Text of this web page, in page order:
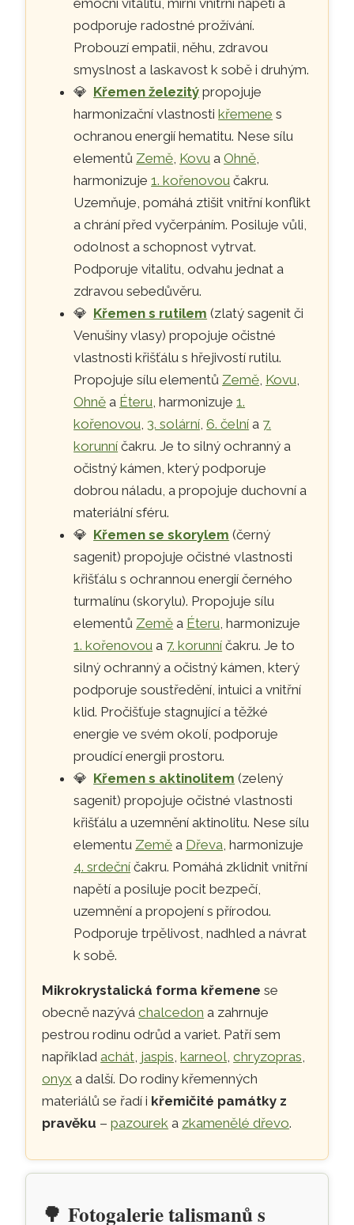
emoční vitalitu, mírní vnitřní napětí a
podporuje radostné prožívání.
Probouzí empatii, něhu, zdravou
smyslnost a laskavost k sobě i druhým.
💎 Křemen železitý propojuje
harmonizační vlastnostikřemene s
ochranou energií hematitu. Nese sílu
elementů Země, Kovu aOhně,
harmonizuje1. kořenovou čakru.
Uzemňuje, pomáhá ztišit vnitřní konflikt
a chrání před vyčerpáním. Posiluje vůli,
odolnost a schopnost vytrvat.
Podporuje vitalitu, odvahu jednat a
zdravou sebedůvěru.
💎 Křemen s rutilem (zlatý sagenit či
Venušiny vlasy) propojuje očistné
vlastnosti křišťálu s hřejivostí rutilu.
Propojuje sílu elementů Země, Kovu,
Ohně a Éteru, harmonizuje1.
kořenovou, 3. solární,6. čelní a 7.
korunní čakru. Je to silný ochranný a
očistný kámen, který podporuje
dobrou náladu, a propojuje duchovní a
materiální sféru.
💎 Křemen se skorylem (černý
sagenit) propojuje očistné vlastnosti
křišťálu s ochrannou energií černého
turmalínu (skorylu). Propojuje sílu
elementů Země a Éteru, harmonizuje
1. kořenovou a 7. korunní čakru. Je to
silný ochranný a očistný kámen, který
podporuje soustředění, intuici a vnitřní
klid. Pročišťuje stagnující a těžké
energie ve svém okolí, podporuje
proudící energii prostoru.
💎 Křemen s aktinolitem (zelený
sagenit) propojuje očistné vlastnosti
křišťálu a uzemnění aktinolitu. Nese sílu
elementu Země a Dřeva, harmonizuje
4. srdeční čakru. Pomáhá zklidnit vnitřní
napětí a posiluje pocit bezpečí,
uzemnění a propojení s přírodou.
Podporuje trpělivost, nadhled a návrat
k sobě.
Mikrokrystalická forma křemene se
obecně nazýváchalcedon a zahrnuje
pestrou rodinu odrůd a variet. Patří sem
napříkladachát, jaspis,karneol,chryzopras,
onyx a další. Do rodiny křemenných
materiálů se řadí i křemičité památky z
pravěku –pazourek a zkamenělé dřevo.
🌳Fotogalerie talismanů s